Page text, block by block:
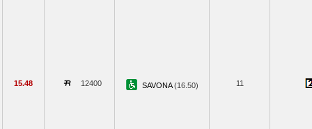
15.48 12400 SAVONA(16.50) 11